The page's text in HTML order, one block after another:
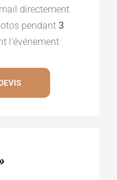
directement
pendant 3
l'événement